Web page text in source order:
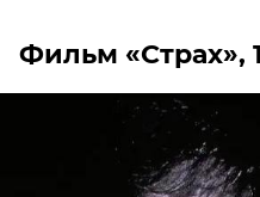
Фильм «Страх»,